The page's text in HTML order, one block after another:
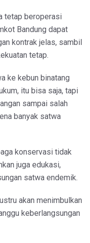
tetap beroperasi
Bandung dapat
kontrak jelas, sambil
tetap.
ke kebun binatang
itu bisa saja, tapi
sampai salah
banyak satwa
konservasi tidak
juga edukasi,
satwa endemik.
akan menimbulkan
keberlangsungan